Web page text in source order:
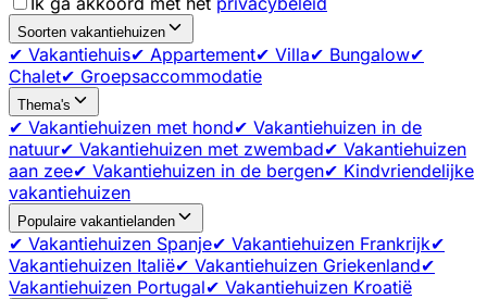
Soorten vakantiehuizen
✔ Vakantiehuis✔ Appartement✔ Villa✔ Bungalow✔
Chalet✔ Groepsaccommodatie
Thema's
✔ Vakantiehuizen met hond✔ Vakantiehuizen in de
natuur✔ Vakantiehuizen met zwembad✔ Vakantiehuizen
aan zee✔ Vakantiehuizen in de bergen✔ Kindvriendelijke
vakantiehuizen
Populaire vakantielanden
✔ Vakantiehuizen Spanje✔ Vakantiehuizen Frankrijk✔
Vakantiehuizen Italië✔ Vakantiehuizen Griekenland✔
Vakantiehuizen Portugal✔ Vakantiehuizen Kroatië